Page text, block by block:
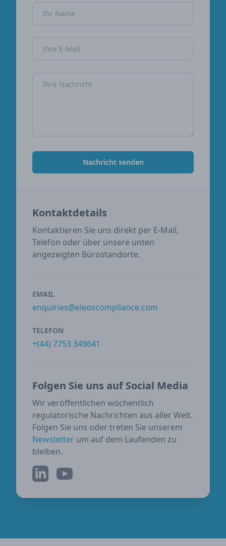
Nachricht senden
Kontaktdetails
Kontaktieren Sie uns direkt per E-Mail,
Telefon oder über unsere unten
angezeigten Bürostandorte.
EMAIL
enquiries@eleoscompliance.com
TELEFON
+(44) 7753 349641
Folgen Sie uns auf Social Media
Wir veröffentlichen wöchentlich
regulatorische Nachrichten aus aller Welt.
Folgen Sie uns oder treten Sie unserem
Newsletter um auf dem Laufenden zu
bleiben.
LinkedInYouTube